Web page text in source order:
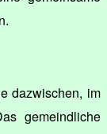
dazwischen, im
gemeindliche